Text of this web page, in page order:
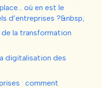
où en est le
d’entreprises ?&nbsp;
la transformation
digitalisation des
: comment